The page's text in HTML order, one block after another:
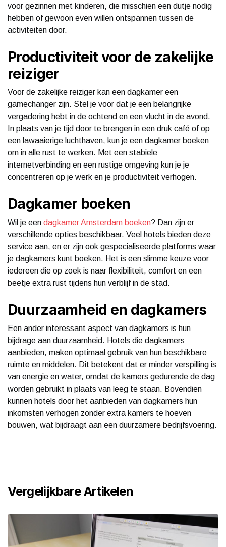
voor gezinnen met kinderen, die misschien een dutje nodig
hebben of gewoon even willen ontspannen tussen de
activiteiten door.
Productiviteit voor de zakelijke
reiziger
Voor de zakelijke reiziger kan een dagkamer een
gamechanger zijn. Stel je voor dat je een belangrijke
vergadering hebt in de ochtend en een vlucht in de avond.
In plaats van je tijd door te brengen in een druk café of op
een lawaaierige luchthaven, kun je een dagkamer boeken
om in alle rust te werken. Met een stabiele
internetverbinding en een rustige omgeving kun je je
concentreren op je werk en je productiviteit verhogen.
Dagkamer boeken
Wil je een dagkamer Amsterdam boeken? Dan zijn er
verschillende opties beschikbaar. Veel hotels bieden deze
service aan, en er zijn ook gespecialiseerde platforms waar
je dagkamers kunt boeken. Het is een slimme keuze voor
iedereen die op zoek is naar flexibiliteit, comfort en een
beetje extra rust tijdens hun verblijf in de stad.
Duurzaamheid en dagkamers
Een ander interessant aspect van dagkamers is hun
bijdrage aan duurzaamheid. Hotels die dagkamers
aanbieden, maken optimaal gebruik van hun beschikbare
ruimte en middelen. Dit betekent dat er minder verspilling is
van energie en water, omdat de kamers gedurende de dag
worden gebruikt in plaats van leeg te staan. Bovendien
kunnen hotels door het aanbieden van dagkamers hun
inkomsten verhogen zonder extra kamers te hoeven
bouwen, wat bijdraagt aan een duurzamere bedrijfsvoering.
Vergelijkbare Artikelen